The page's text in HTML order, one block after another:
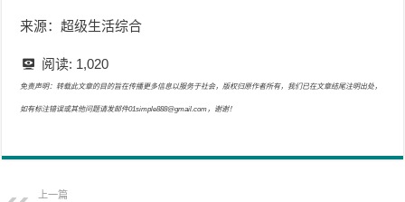
来源：超级生活综合
阅读: 1,020
免责声明：转载此文章的目的旨在传播更多信息以服务于社会，版权归原作者所有，我们已在文章结尾注明出处，
如有标注错误或其他问题请发邮件01simple888@gmail.com，谢谢！
上一篇